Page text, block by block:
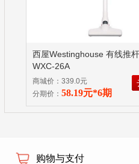
西屋Westinghouse 有线推
WXC-26A
商城价：339.0元
分期价： 58.19元*6期
购物与支付